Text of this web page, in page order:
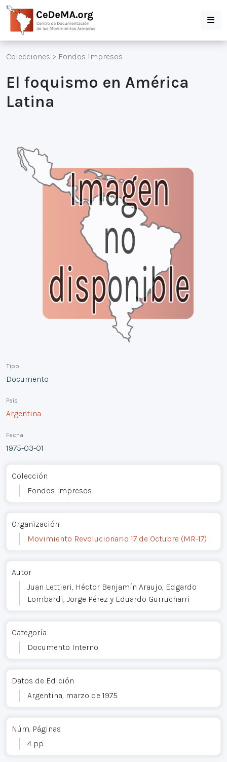
Colecciones > Fondos Impresos
El foquismo en América
Latina
Tipo
Documento
País
Argentina
Fecha
1975-03-01
Colección
Fondos impresos
Organización
Movimiento Revolucionario 17 de Octubre (MR-17)
Autor
Juan Lettieri, Héctor Benjamín Araujo, Edgardo
Lombardi, Jorge Pérez y Eduardo Gurrucharri
Categoría
Documento Interno
Datos de Edición
Argentina, marzo de 1975.
Núm. Páginas
4 pp.